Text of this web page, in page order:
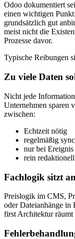
Odoo dokumentiert
einen wichtigen
grundsätzlich gut
meist nicht die
Prozesse davor.
Typische Reibungen
Zu viele Daten
Nicht jede
Unternehmen sparen
zwischen:
Echtzeit nötig
regelmäßig
nur bei
rein
Fachlogik sitzt
Preislogik im CMS,
oder Dateianhänge
first Architektur räumt